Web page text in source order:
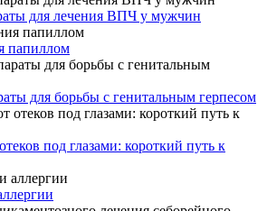
для лечения ВПЧ у мужчин
папиллом
для борьбы с генитальным герпесом
под глазами: короткий путь к